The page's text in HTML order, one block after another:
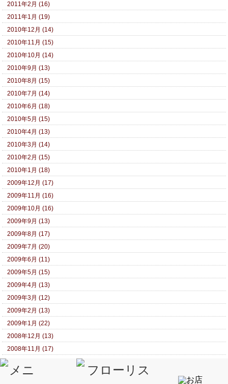
2011年2月 (16)
2011年1月 (19)
2010年12月 (14)
2010年11月 (15)
2010年10月 (14)
2010年9月 (13)
2010年8月 (15)
2010年7月 (14)
2010年6月 (18)
2010年5月 (15)
2010年4月 (13)
2010年3月 (14)
2010年2月 (15)
2010年1月 (18)
2009年12月 (17)
2009年11月 (16)
2009年10月 (16)
2009年9月 (13)
2009年8月 (17)
2009年7月 (20)
2009年6月 (11)
2009年5月 (15)
2009年4月 (13)
2009年3月 (12)
2009年2月 (13)
2009年1月 (22)
2008年12月 (13)
2008年11月 (17)
2008年10月 (15)
2008年9月 (22)